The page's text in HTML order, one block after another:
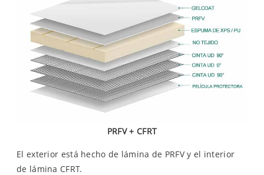
PRFV+ CFRT
El exterior está hecho de lámina de PRFV y el interior
de lámina CFRT.